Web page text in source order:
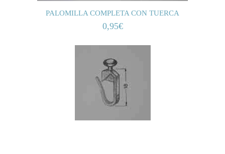
PALOMILLA COMPLETA CON TUERCA
0,95€